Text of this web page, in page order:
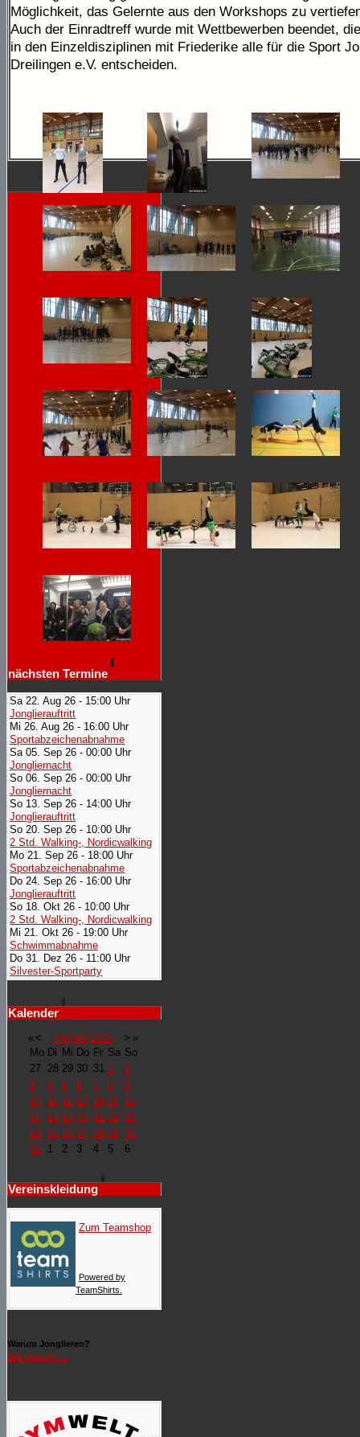
Möglichkeit, das Gelernte aus den Workshops zu
Auch der Einradtreff wurde mit Wettbewerben beendet,
in den Einzeldisziplinen mit Friederike alle für die Sport
Dreilingen e.V. entscheiden.
nächsten Termine
Sa 22. Aug 26 - 15:00 Uhr
Jonglierauftritt
Mi 26. Aug 26 - 16:00 Uhr
Sportabzeichenabnahme
Sa 05. Sep 26 - 00:00 Uhr
Jongliernacht
So 06. Sep 26 - 00:00 Uhr
Jongliernacht
So 13. Sep 26 - 14:00 Uhr
Jonglierauftritt
So 20. Sep 26 - 10:00 Uhr
2 Std. Walking-, Nordicwalking
Mo 21. Sep 26 - 18:00 Uhr
Sportabzeichenabnahme
Do 24. Sep 26 - 16:00 Uhr
Jonglierauftritt
So 18. Okt 26 - 10:00 Uhr
2 Std. Walking-, Nordicwalking
Mi 21. Okt 26 - 19:00 Uhr
Schwimmabnahme
Do 31. Dez 26 - 11:00 Uhr
Silvester-Sportparty
Kalender
« < August 2026 > »
Mo Di Mi Do Fr Sa So
27 28 29 30 31 1
2
3
4 5 6 7 8
9
10 11 12 13 14 15 16
17 18 19 20 21 22 23
24 25 26 27 28 29 30
31
1 2 3 4 5 6
Vereinskleidung
Zum Teamshop
Powered by
TeamShirts.
Warum Jonglieren?
101 Gründe ....